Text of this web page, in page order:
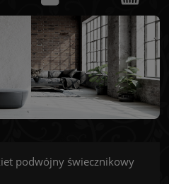
podwójny świecznikowy